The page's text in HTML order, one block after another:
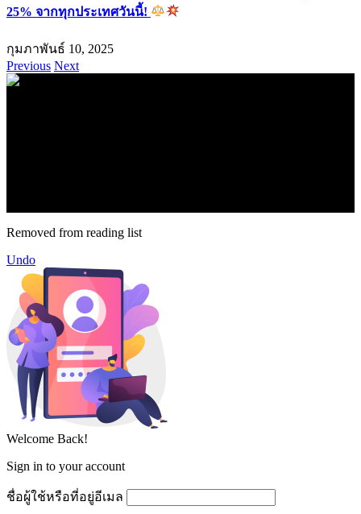
25% จากทุกประเทศวันนี้!
กุมภาพันธ์ 10, 2025
Previous Next
Removed from reading list
Undo
Welcome Back!
Sign in to your account
ชื่อผู้ใช้หรือที่อยู่อีเมล